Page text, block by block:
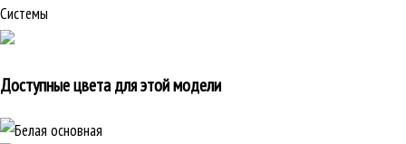
Cистемы
Доступные цвета для этой модели